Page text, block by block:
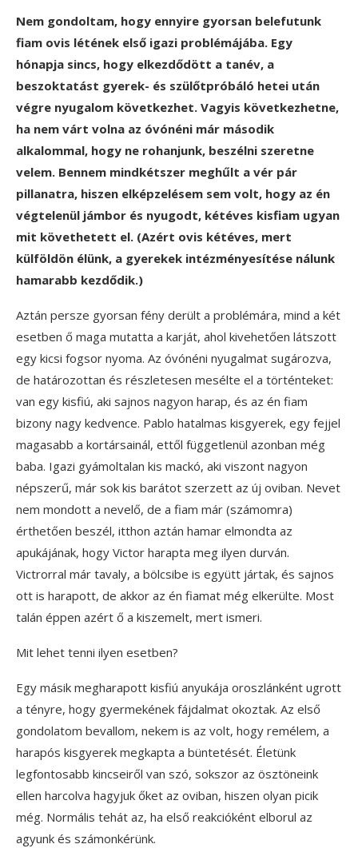
Nem gondoltam, hogy ennyire gyorsan belefutunk
fiam ovis létének első igazi problémájába. Egy
hónapja sincs, hogy elkezdődött a tanév, a
beszoktatást gyerek- és szülőtpróbáló hetei után
végre nyugalom következhet. Vagyis következhetne,
ha nem várt volna az óvónéni már második
alkalommal, hogy ne rohanjunk, beszélni szeretne
velem. Bennem mindkétszer meghűlt a vér pár
pillanatra, hiszen elképzelésem sem volt, hogy az én
végtelenül jámbor és nyugodt, kétéves kisfiam ugyan
mit követhetett el. (Azért ovis kétéves, mert
külföldön élünk, a gyerekek intézményesítése nálunk
hamarabb kezdődik.)
Aztán persze gyorsan fény derült a problémára, mind a két
esetben ő maga mutatta a karját, ahol kivehetően látszott
egy kicsi fogsor nyoma. Az óvónéni nyugalmat sugározva,
de határozottan és részletesen mesélte el a történteket:
van egy kisfiú, aki sajnos nagyon harap, és az én fiam
bizony nagy kedvence. Pablo hatalmas kisgyerek, egy fejjel
magasabb a kortársainál, ettől függetlenül azonban még
baba. Igazi gyámoltalan kis mackó, aki viszont nagyon
népszerű, már sok kis barátot szerzett az új oviban. Nevet
nem mondott a nevelő, de a fiam már (számomra)
érthetően beszél, itthon aztán hamar elmondta az
apukájának, hogy Victor harapta meg ilyen durván.
Victrorral már tavaly, a bölcsibe is együtt jártak, és sajnos
ott is harapott, de akkor az én fiamat még elkerülte. Most
talán éppen azért ő a kiszemelt, mert ismeri.
Mit lehet tenni ilyen esetben?
Egy másik megharapott kisfiú anyukája oroszlánként ugrott
a tényre, hogy gyermekének fájdalmat okoztak. Az első
gondolatom bevallom, nekem is az volt, hogy remélem, a
harapós kisgyerek megkapta a büntetését. Életünk
legfontosabb kincseiről van szó, sokszor az ösztöneink
ellen harcolva hagyjuk őket az oviban, hiszen olyan picik
még. Normális tehát az, ha első reakcióként elborul az
agyunk és számonkérünk.